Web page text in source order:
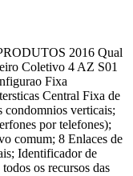
2016 Qual
Coletivo 4 AZ S01
Fixa
Central Fixa de
condomnios verticais;
por telefones);
comum; 8 Enlaces de
Identificador de
os recursos das